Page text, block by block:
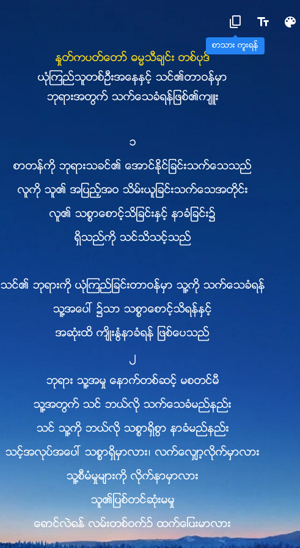
စာသား ကူးရန္
ႏႈတ္ကပတ္ေတာ္ ဓမၼသီခ်င္း တစ္ပုဒ္
ယုံၾကည္သူတစ္ဦးအေနႏွင့္ သင္၏တာဝန္မွာ
ဘုရားအတြက္ သက္ေသခံရန္ျဖစ္၏က်ဴး
၁
စာတန္ကို ဘုရားသခင္၏ ေအာင္ႏိုင္ျခင္းသက္ေသသည္
လူကို သူ၏ အျပည့္အဝ သိမ္းယူျခင္းသက္ေသအတိုင္း
လူ၏ သစၥာေစာင့္သိျခင္းႏွင့္ နာခံျခင္း၌
ရွိသည္ကို သင္သိသင့္သည္
သင္၏ ဘုရားကို ယုံၾကည္ျခင္းတာဝန္မွာ သူ႔ကို သက္ေသခံရန္
သူ႔အေပၚ ၌သာ သစၥာေစာင့္သိရန္ႏွင့္
အဆုံးထိ က်ိဳးႏြံနာခံရန္ ျဖစ္ေပသည္
၂
ဘုရား သူ႔အမႈ ေနာက္တစ္ဆင့္ မစတင္မီ
သူ႔အတြက္ သင္ ဘယ္လို သက္ေသခံမည္နည္း
သင္ သူ႔ကို ဘယ္လို သစၥာရွိစြာ နာခံမည္နည္း
သင့္အလုပ္အေပၚ သစၥာရွိမွာလား၊ လက္ေလွ်ာ့လိုက္မွာလား
သူ႔စီမံမႈမ်ားကို လိုက္နာမွာလား
သူ၏ျပစ္တင္ဆုံးမမႈ
ေရွာင္လြဲရန္ လမ္းတစ္ဝက္၌ ထြက္ေျပးမွာလား